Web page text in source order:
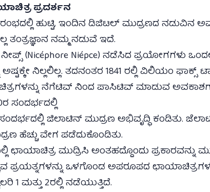
ಪ್ರದರ್ಶನ
ಹುಟ್ಟಿ, ಇಂದಿನ ಡಿಜಿಟಲ್ ಮುದ್ರಣದ ನಡುವಿನ
ನಮ್ಮ ನಡುವೆ ಇದೆ.
(Nicéphore Niépce) ನಡೆಸಿದ ಪ್ರಯೋಗಗಳು
ನಿಲ್ಲಲಿಲ್ಲ. ತದನಂತರ 1841 ರಲ್ಲಿ ವಿಲಿಯಂ ಫಾಕ್ಸ್
ಚಿತ್ರಗಳನ್ನು ನೆಗೆಟಿವ್ ನಿಂದ ಪಾಸಿಟಿವ್ ಮಾಡುವ
ಸಂದರ್ಭದಲ್ಲಿ
ಜಿಲಾಟಿನ್ ಮುದ್ರಣ ಅಭಿವೃದ್ಧಿ ಕಂಡಿತು.
ಹೆಚ್ಚು ವೇಗ ಪಡೆದುಕೊಂಡಿತು.
ಛಾಯಾಚಿತ್ರ ಮುದ್ರಿಸಿ ಅಂತಹದ್ದೊಂದು ಪ್ರಕಾರವನ್ನು
ಪ್ರಯತ್ನಗಳನ್ನು ಒಳಗೊಂಡ ಅಪರೂಪದ
1 ಮತ್ತು 2ರಲ್ಲಿ ನಡೆಯುತ್ತಿದೆ.